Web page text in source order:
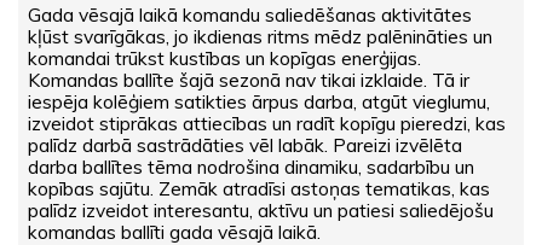
Gada vēsajā laikā komandu saliedēšanas aktivitātes
kļūst svarīgākas, jo ikdienas ritms mēdz palēnināties un
komandai trūkst kustības un kopīgas enerģijas.
Komandas ballīte šajā sezonā nav tikai izklaide. Tā ir
iespēja kolēģiem satikties ārpus darba, atgūt vieglumu,
izveidot stiprākas attiecības un radīt kopīgu pieredzi, kas
palīdz darbā sastrādāties vēl labāk. Pareizi izvēlēta
darba ballītes tēma nodrošina dinamiku, sadarbību un
kopības sajūtu. Zemāk atradīsi astoņas tematikas, kas
palīdz izveidot interesantu, aktīvu un patiesi saliedējošu
komandas ballīti gada vēsajā laikā.